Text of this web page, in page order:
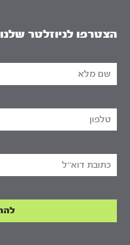
הצטרפו לניוזלטר שלנו